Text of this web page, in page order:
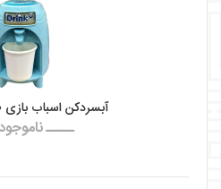
آبسردکن اسباب
ـــــ